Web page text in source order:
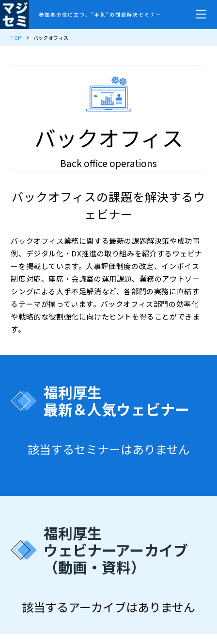
参加者の役に立つ、”本気”の問題解決セミナー
TOP バックオフィス
バックオフィス
Back office operations
バックオフィスの課題を解決するウ
ェビナー
バックオフィス業務に関する最新の課題解決策や成功事
例、デジタル化・DX推進の取り組みを紹介するウェビナ
ーを掲載しています。人事評価制度の改定、インボイス
制度対応、座席・会議室の運用課題、業務のアウトソー
シングによる人手不足解消など、各部門の実務に直結す
るテーマが揃っています。バックオフィス部門の効率化
や戦略的な役割強化に向けたヒントを得ることができま
す。
福利厚生
最新＆人気ウェビナー
該当するセミナーはありません
福利厚生
ウェビナーアーカイブ
（動画・資料）
該当するアーカイブはありません